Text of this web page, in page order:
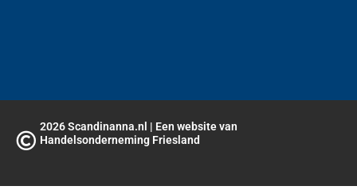
2026 Scandinanna.nl | Een website van
Handelsonderneming Friesland